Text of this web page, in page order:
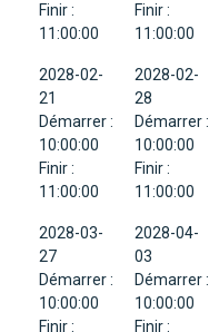
Finir :
11:00:00
Finir :
11:00:00
2028-02-
21
Démarrer :
10:00:00
Finir :
11:00:00
2028-02-
28
Démarrer :
10:00:00
Finir :
11:00:00
2028-03-
27
Démarrer :
10:00:00
Finir :
2028-04-
03
Démarrer :
10:00:00
Finir :